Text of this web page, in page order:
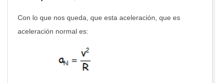
Con lo que nos queda, que esta aceleración, que es
aceleración normal es: